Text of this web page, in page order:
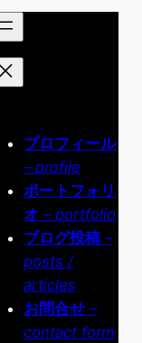
プロフィール
– profile
ポートフォリ
オ – portfolio
ブログ投稿 –
posts /
articles
お問合せ –
contact form